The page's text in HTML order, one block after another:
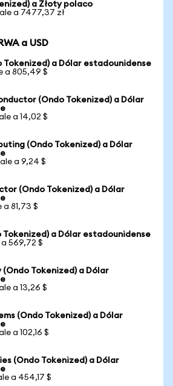
a Złoty polaco
a 7477,37 zł
a USD
Tokenized) a Dólar estadounidense
a 805,49 $
(Ondo Tokenized) a Dólar
a 14,02 $
(Ondo Tokenized) a Dólar
a 9,24 $
(Ondo Tokenized) a Dólar
a 81,73 $
Tokenized) a Dólar estadounidense
569,72 $
(Ondo Tokenized) a Dólar
a 13,26 $
(Ondo Tokenized) a Dólar
a 102,16 $
(Ondo Tokenized) a Dólar
a 454,17 $